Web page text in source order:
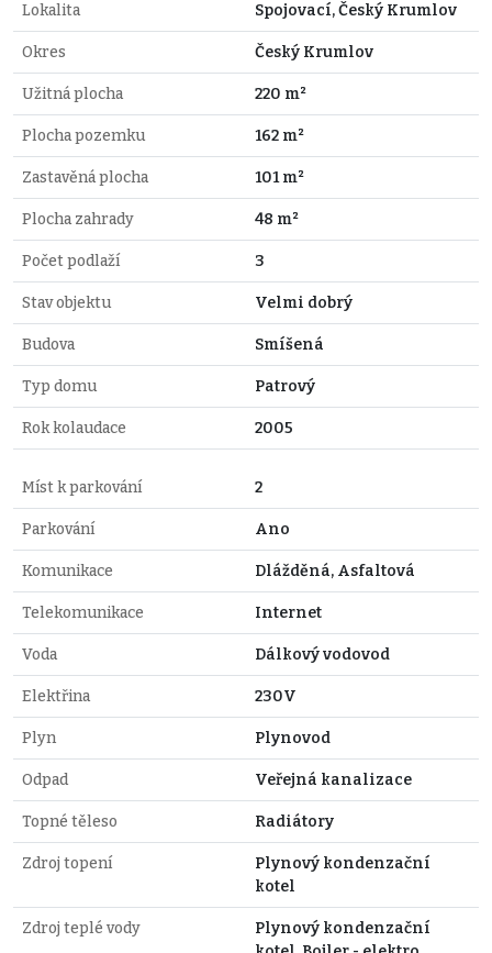
Lokalita Spojovací, Český Krumlov
Okres Český Krumlov
Užitná plocha 220 m²
Plocha pozemku 162 m²
Zastavěná plocha 101 m²
Plocha zahrady 48 m²
Počet podlaží 3
Stav objektu Velmi dobrý
Budova Smíšená
Typ domu Patrový
Rok kolaudace 2005
Míst k parkování 2
Parkování Ano
Komunikace Dlážděná, Asfaltová
Telekomunikace Internet
Voda Dálkový vodovod
Elektřina 230V
Plyn Plynovod
Odpad Veřejná kanalizace
Topné těleso Radiátory
Zdroj topení
Plynový kondenzační
kotel
Zdroj teplé vody
Plynový kondenzační